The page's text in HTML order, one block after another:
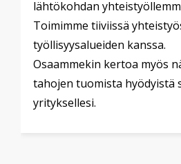
lähtökohdan
Toimimme tiiviissä
työllisyysalueiden kanssa.
Osaammekin kertoa myös
tahojen tuomista hyödyistä
yrityksellesi.